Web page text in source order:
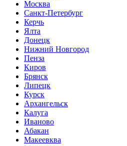
Москва
Санкт-Петербург
Керчь
Ялта
Донецк
Нижний Новгород
Пенза
Киров
Брянск
Липецк
Курск
Архангельск
Калуга
Иваново
Абакан
Макеевква